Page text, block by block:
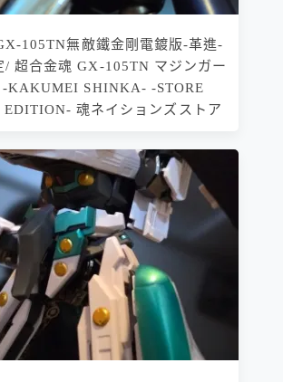
105TN無敵鐵金剛電鍍版-革進-
/ 超合金魂 GX-105TN マジンガー
-KAKUMEI SHINKA- -STORE
魂ネイションズストア